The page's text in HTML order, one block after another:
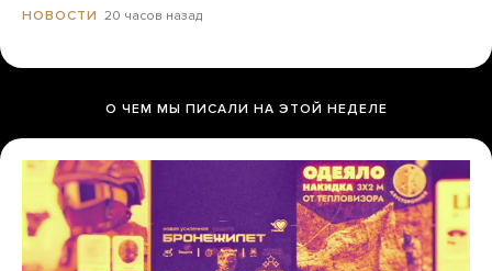
НОВОСТИ 20 часов назад
О ЧЕМ МЫ ПИСАЛИ НА ЭТОЙ НЕДЕЛЕ